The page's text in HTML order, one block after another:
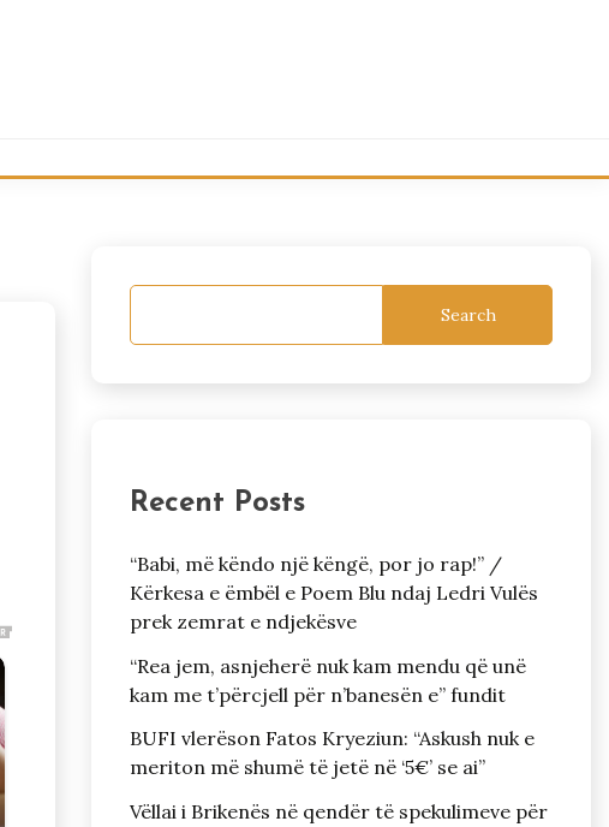
Search
Recent Posts
“Babi, më këndo një këngë, por jo rap!” /
Kërkesa e ëmbël e Poem Blu ndaj Ledri Vulës
prek zemrat e ndjekësve
“Rea jem, asnjeherë nuk kam mendu që unë
kam me t’përcjell për n’banesën e” fundit
BUFI vlerëson Fatos Kryeziun: “Askush nuk e
meriton më shumë të jetë në ‘5€’ se ai”
Vëllai i Brikenës në qendër të spekulimeve për